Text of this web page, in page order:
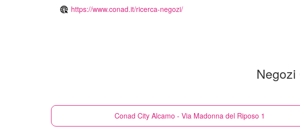
https://www.conad.it/ricerca-negozi/
Conad City Alcamo - Via Madonna del Riposo 1